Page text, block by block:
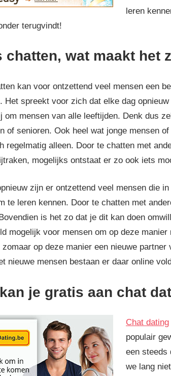
leren
terugvindt!
chatten, wat maakt het
kan voor ontzettend veel mensen een
Het spreekt voor zich dat elke dag
om mensen van alle leeftijden. Denk dus
of senioren. Ook heel wat jonge mensen
regelmatig alleen. Door te chatten met
mogelijks ontstaat er zo ook iets
zijn er ontzettend veel mensen die
te leren kennen. Door te chatten met
is het zo dat je dit kan doen
mogelijk voor mensen om op deze
zomaar op deze manier een nieuwe
nieuwe mensen bestaan er daar online
je gratis aan chat
Chat dating
populair
een steeds
we lang